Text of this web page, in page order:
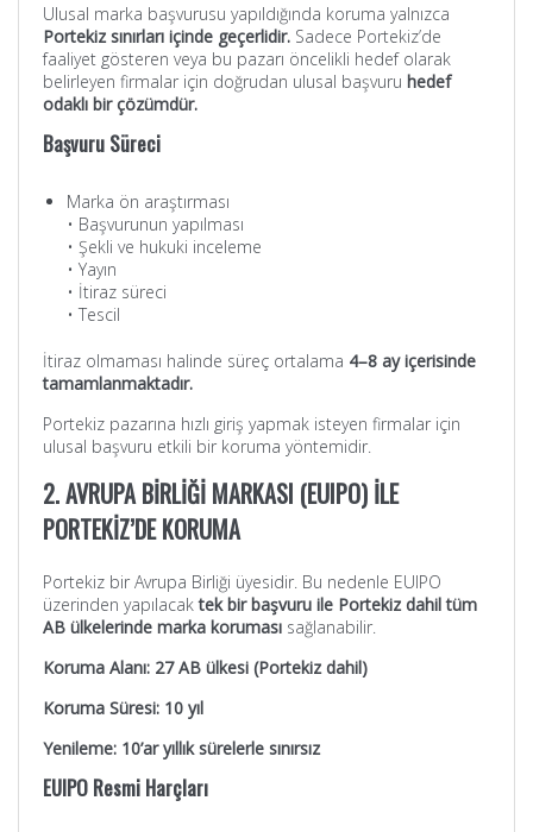
Ulusal marka başvurusu yapıldığında koruma yalnızca
Portekiz sınırları içinde geçerlidir. Sadece Portekiz’de
faaliyet gösteren veya bu pazarı öncelikli hedef olarak
belirleyen firmalar için doğrudan ulusal başvuru hedef
odaklı bir çözümdür.
Başvuru Süreci
Marka ön araştırması
• Başvurunun yapılması
• Şekli ve hukuki inceleme
• Yayın
• İtiraz süreci
• Tescil
İtiraz olmaması halinde süreç ortalama 4–8 ay içerisinde
tamamlanmaktadır.
Portekiz pazarına hızlı giriş yapmak isteyen firmalar için
ulusal başvuru etkili bir koruma yöntemidir.
2. AVRUPA BİRLİĞİ MARKASI (EUIPO) İLE
PORTEKİZ’DE KORUMA
Portekiz bir Avrupa Birliği üyesidir. Bu nedenle EUIPO
üzerinden yapılacaktek bir başvuru ile Portekiz dahil tüm
AB ülkelerinde marka koruması sağlanabilir.
Koruma Alanı: 27 AB ülkesi (Portekiz dahil)
Koruma Süresi: 10 yıl
Yenileme: 10’ar yıllık sürelerle sınırsız
EUIPO Resmi Harçları